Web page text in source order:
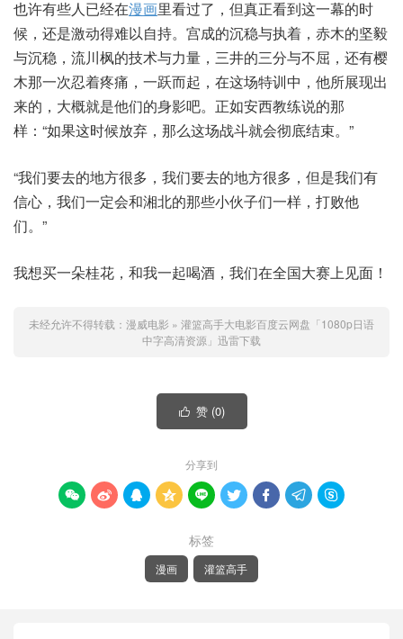
也许有些人已经在漫画里看过了，但真正看到这一幕的时
候，还是激动得难以自持。宫成的沉稳与执着，赤木的坚毅
与沉稳，流川枫的技术与力量，三井的三分与不屈，还有樱
木那一次忍着疼痛，一跃而起，在这场特训中，他所展现出
来的，大概就是他们的身影吧。正如安西教练说的那
样：“如果这时候放弃，那么这场战斗就会彻底结束。”
“我们要去的地方很多，我们要去的地方很多，但是我们有
信心，我们一定会和湘北的那些小伙子们一样，打败他
们。”
我想买一朵桂花，和我一起喝酒，我们在全国大赛上见面！
未经允许不得转载： 漫威电影 » 灌篮高手大电影百度云网盘「1080p日语
中字高清资源」迅雷下载
 赞 (0)
分享到
        
标签
漫画 灌篮高手